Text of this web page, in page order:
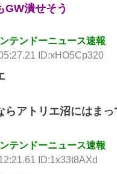
GW潰せそう
テンドーニュース速報
ID:xHO5Cp320
らアトリエ沼にはまっ
テンドーニュース速報
ID:1x33t8AXd